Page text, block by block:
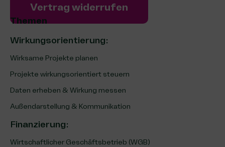
Vertrag widerrufen
Themen
Wirkungsorientierung:
Wirksame Projekte planen
Projekte wirkungsorientiert steuern
Daten erheben & Wirkung messen
Außendarstellung & Kommunikation
Finanzierung:
Wirtschaftlicher Geschäftsbetrieb (WGB)